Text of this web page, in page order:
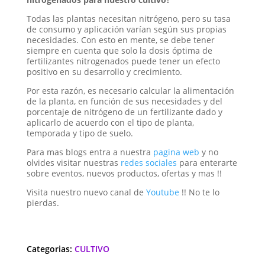
Todas las plantas necesitan nitrógeno, pero su tasa
de consumo y aplicación varían según sus propias
necesidades. Con esto en mente, se debe tener
siempre en cuenta que solo la dosis óptima de
fertilizantes nitrogenados puede tener un efecto
positivo en su desarrollo y crecimiento.
Por esta razón, es necesario calcular la alimentación
de la planta, en función de sus necesidades y del
porcentaje de nitrógeno de un fertilizante dado y
aplicarlo de acuerdo con el tipo de planta,
temporada y tipo de suelo.
Para mas blogs entra a nuestra pagina web y no
olvides visitar nuestras redes sociales para enterarte
sobre eventos, nuevos productos, ofertas y mas !!
Visita nuestro nuevo canal de Youtube !! No te lo
pierdas.
Categorias: CULTIVO